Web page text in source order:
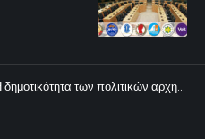
δημοτικότητα των πολιτικών αρχηγών